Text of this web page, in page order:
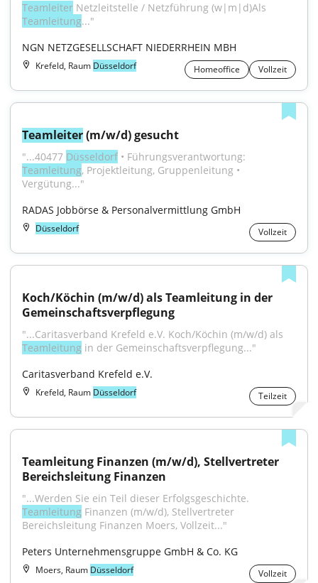
Teamleiter
Teamleitung..."
NGN NETZGESELLSCHAFT NIEDERRHEIN MBH
Krefeld, Raum Düsseldorf Homeoffice Vollzeit
Teamleiter (m/w/d) gesucht
"...40477 Düsseldorf
Teamleitung, Projektleitung, Gruppenleitung •
Vergütung..."
RADAS Jobbörse & Personalvermittlung GmbH
Düsseldorf Vollzeit
Koch/Köchin (m/w/d) als Teamleitung in der
Gemeinschaftsverpflegung
Teamleitung in der Gemeinschaftsverpflegung..."
Caritasverband Krefeld e.V.
Krefeld, Raum Düsseldorf Teilzeit
Teamleitung Finanzen (m/w/d), Stellvertreter
Bereichsleitung Finanzen
Teamleitung Finanzen (m/w/d), Stellvertreter
Bereichsleitung Finanzen Moers, Vollzeit..."
Peters Unternehmensgruppe GmbH & Co. KG
Moers, Raum Düsseldorf Vollzeit